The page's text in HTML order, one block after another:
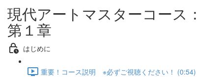
現代アートマスターコース：
第１章
はじめに
重要！コース説明 ※必ずご視聴ください！ (0:54)